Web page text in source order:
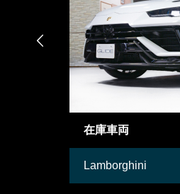
御成約情報
Mercedes-Benz
